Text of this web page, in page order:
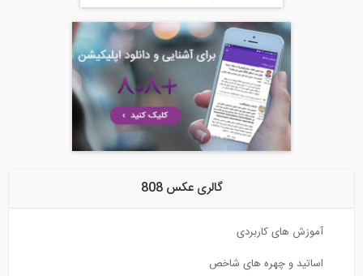
کاربردی
و چهره های شاخص